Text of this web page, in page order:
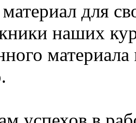
материал для
наших